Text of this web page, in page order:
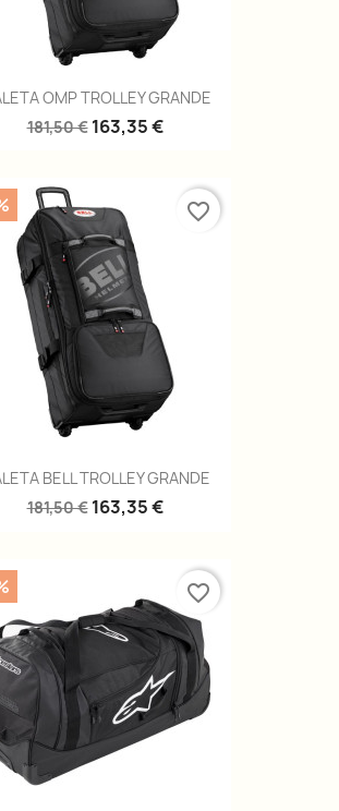
OMP TROLLEY GRANDE
181,50 € 163,35 €
BELL TROLLEY GRANDE
181,50 € 163,35 €
favorite_border
favorite_border